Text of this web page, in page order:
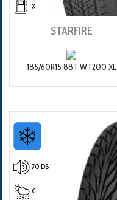
X
STARFIRE
185/60R15 88T WT200 XL
70 DB
C